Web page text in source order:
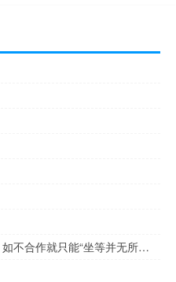
澳稀土公司高管谈与中国合作：如不合作就只能“坐等并无所事事”